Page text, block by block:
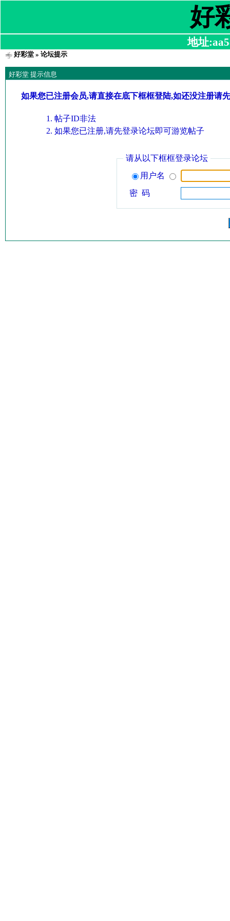
好
地址
好彩堂» 论坛提示
好彩堂 提示信息
如果您已注册会员,请直接在底下框框登陆,如还没注册请
帖子ID非法
如果您已注册,请先登录论坛即可游览帖子
请从以下框框登录论坛
用户名
密 码